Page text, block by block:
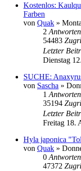
Kostenlos:
Farben
von Quak »
2 Antworten
54483
Letzter
Dienstag
SUCHE:
von Sascha »
1 Antworten
35194
Letzter
Freitag 18.
Hyla japonica
von Quak »
0 Antworten
47372